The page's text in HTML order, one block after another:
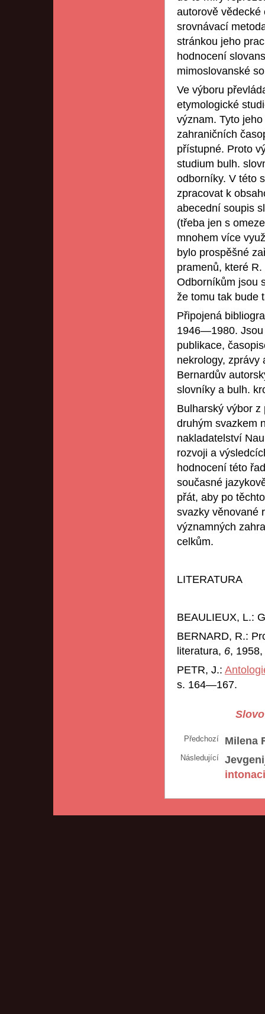
autorově vědecké
srovnávací
stránkou jeho
hodnocení
mimoslovanské
Ve výboru
etymologické
význam. Tyto
zahraničních
přístupné. Proto
studium bulh.
odborníky. V této
zpracovat k
abecední soupis
(třeba jen s
mnohem více
bylo prospěšné
pramenů, které
Odborníkům jsou
že tomu tak bude
Připojená
1946—1980. Jsou
publikace,
nekrology, zprávy
Bernardův
slovníky a bulh.
Bulharský výbor
druhým svazkem
nakladatelství
rozvoji a
hodnocení této
současné
přát, aby po
svazky věnované
významných
celkům.
LITERATURA
BEAULIEUX, L.:
BERNARD, R.:
literatura, 6,
PETR, J.:
s. 164—167.
Předchozí Milena
Následující
intonaci